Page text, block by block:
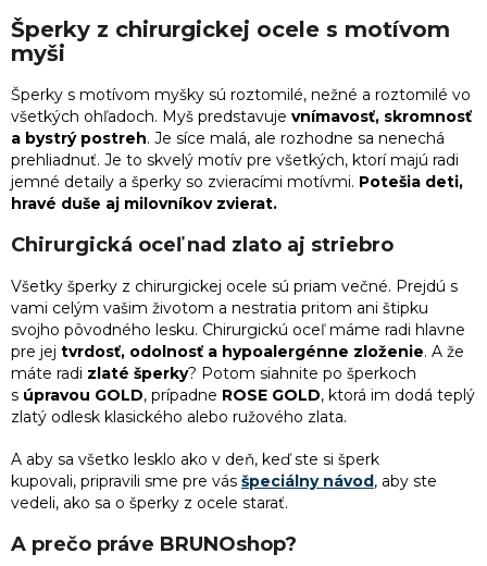
Vianočné darčeky pre nevestu
Darčeky k výročiu pre ženy 1
Najlepší darček pre mamičku 1
Darček pre mladú ženu 1
Originálny darček pre mamičku 1
Darček k 30. narodeninám pre ženu 1
Najlepšie darčeky pre priateľku
Darček pre mamičku k narodeninám 1
Darček k 55. narodeninám pre ženu
medvedík
motýľ 14
myš 1
pes 11
puma 1
rak 1
ryba 1
l
á
a
c
i
e
p
r
v
k
y
ý
p
i
s
u
Šperky z chirurgickej ocele s motívom
myši
Šperky s motívom myšky sú roztomilé, nežné a roztomilé vo
všetkých ohľadoch. Myš predstavuje vnímavosť, skromnosť
a bystrý postreh. Je síce malá, ale rozhodne sa nenechá
prehliadnuť. Je to skvelý motív pre všetkých, ktorí majú radi
jemné detaily a šperky so zvieracími motívmi. Potešia deti,
hravé duše aj milovníkov zvierat.
Chirurgická oceľ nad zlato aj striebro
Všetky šperky z chirurgickej ocele sú priam večné. Prejdú s
vami celým vašim životom a nestratia pritom ani štipku
svojho pôvodného lesku. Chirurgickú oceľ máme radi hlavne
pre jej tvrdosť, odolnosť a hypoalergénne zloženie. A že
máte radi zlaté šperky? Potom siahnite po šperkoch
s úpravou GOLD, prípadne ROSE GOLD, ktorá im dodá teplý
zlatý odlesk klasického alebo ružového zlata.
A aby sa všetko lesklo ako v deň, keď ste si šperk
kupovali, pripravili sme pre vás špeciálny návod, aby ste
vedeli, ako sa o šperky z ocele starať.
A prečo práve BRUNOshop?